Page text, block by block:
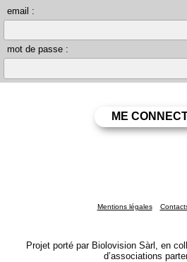
email :
mot de passe :
Mentions légales
Projet porté par Biolovision Sàrl, en
d’associations